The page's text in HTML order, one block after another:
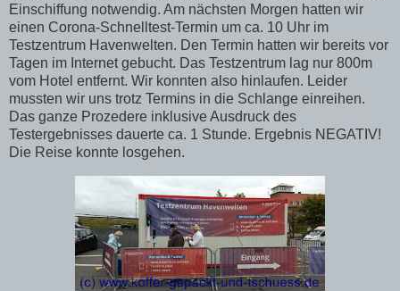
Einschiffung notwendig. Am nächsten Morgen hatten wir
einen Corona-Schnelltest-Termin um ca. 10 Uhr im
Testzentrum Havenwelten. Den Termin hatten wir bereits vor
Tagen im Internet gebucht. Das Testzentrum lag nur 800m
vom Hotel entfernt. Wir konnten also hinlaufen. Leider
mussten wir uns trotz Termins in die Schlange einreihen.
Das ganze Prozedere inklusive Ausdruck des
Testergebnisses dauerte ca. 1 Stunde. Ergebnis NEGATIV!
Die Reise konnte losgehen.